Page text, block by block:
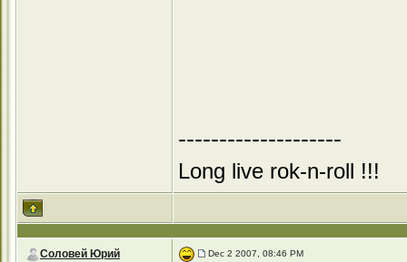
--------------------
Long live rok-n-roll !!!
Соловей Юрий Dec 2 2007, 08:46 PM